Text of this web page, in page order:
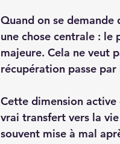
Quand on se
une chose centrale : le
majeure. Cela ne veut
récupération passe
Cette dimension
vrai transfert vers la
souvent mise à mal